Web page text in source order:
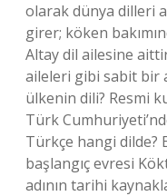
olarak dünya dilleri
girer; köken
Altay dil ailesine
aileleri gibi sabit bir
ülkenin dili? Resmi
Türk
Türkçe hangi dilde?
başlangıç ​​evresi
adının tarihi